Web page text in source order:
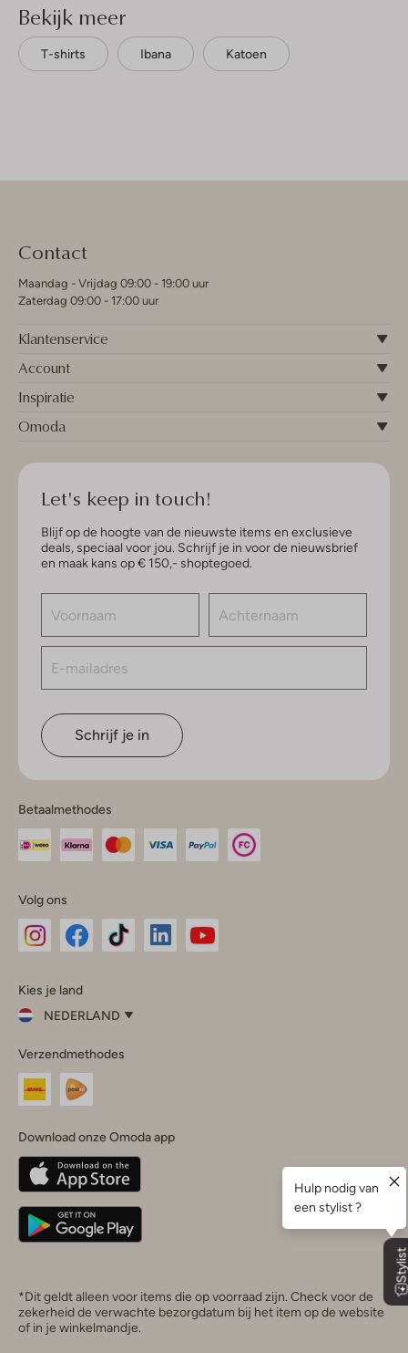
Bekijk meer
T-shirts Ibana Katoen
Contact
Maandag - Vrijdag 09:00 - 19:00 uur
Zaterdag 09:00 - 17:00 uur
Klantenservice
Account
Inspiratie
Omoda
Let's keep in touch!
Blijf op de hoogte van de nieuwste items en exclusieve
deals, speciaal voor jou. Schrijf je in voor de nieuwsbrief
en maak kans op € 150,- shoptegoed.
Schrijf je in
Betaalmethodes
Volg ons
InstagramFacebook
Kies je land
NEDERLAND
je
land
Nederland
Belgique(Français)
Deutschland
Verzendmethodes
Download onze Omoda app
*Dit geldt alleen voor items die op voorraad zijn. Check voor de
zekerheid de verwachte bezorgdatum bij het item op de website
of in je winkelmandje.